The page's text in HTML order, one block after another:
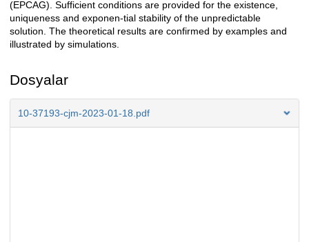
(EPCAG). Sufficient conditions are provided for the existence,
uniqueness and exponen-tial stability of the unpredictable
solution. The theoretical results are confirmed by examples and
illustrated by simulations.
Dosyalar
10-37193-cjm-2023-01-18.pdf